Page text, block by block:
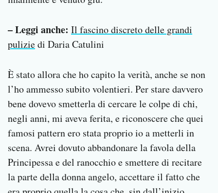
– Leggi anche: Il fascino discreto delle grandi
puliziedi Daria Catulini
È stato allora che ho capito la verità, anche se non
l’ho ammesso subito volentieri. Per stare davvero
bene dovevo smetterla di cercare le colpe di chi,
negli anni, mi aveva ferita, e riconoscere che quei
famosi pattern ero stata proprio io a metterli in
scena. Avrei dovuto abbandonare la favola della
Principessa e del ranocchio e smettere di recitare
la parte della donna angelo, accettare il fatto che